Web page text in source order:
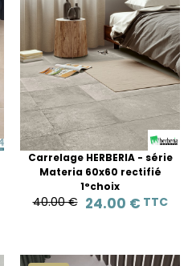
Carrelage HERBERIA - série
Materia 60x60 rectifié
1°choix
40.00 € 24.00 € TTC